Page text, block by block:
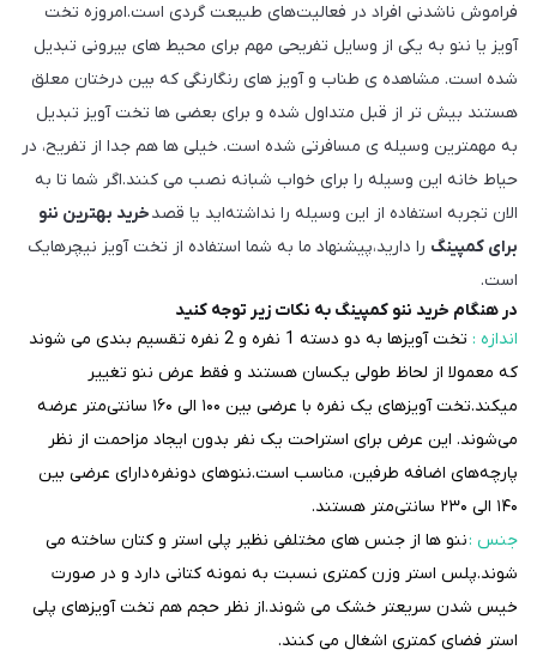
فراموش ناشدنی افراد در فعالیت‌های طبیعت گردی است.امروزه تخت
آویز یا ننو به یکی از وسایل تفریحی مهم برای محیط های بیرونی تبدیل
شده است. مشاهده ی طناب و آویز های رنگارنگی که بین درختان معلق
هستند بیش تر از قبل متداول شده و برای بعضی ها تخت آویز تبدیل
به مهمترین وسیله ی مسافرتی شده است. خیلی ها هم جدا از تفریح، در
حیاط خانه این وسیله را برای خواب شبانه نصب می کنند.اگر شما تا به
الان تجربه استفاده از این وسیله را نداشته‌اید یا قصدخرید بهترین ننو
برای کمپینگ را دارید،پیشنهاد ما به شما استفاده از تخت آویز نیچرهایک
است.
در هنگام خرید ننو کمپینگ به نکات زیر توجه کنید
اندازه :
تخت آویزها به دو دسته 1 نفره و 2 نفره تقسیم بندی می شوند
که معمولا از لحاظ طولی یکسان هستند و فقط عرض ننو تغییر
میکند.تخت آویزهای یک نفره با عرضی بین ۱۰۰ الی ۱۶۰ سانتی‌متر عرضه
می‌شوند. این عرض برای استراحت یک نفر بدون ایجاد مزاحمت از نظر
پارچه‌های اضافه طرفین، مناسب است.ننوهای دونفرهدارای عرضی بین
۱۴۰ الی ۲۳۰ سانتی‌متر هستند.
جنس :ننو ها از جنس های مختلفی نظیر پلی استر و کتان ساخته می
شوند.پلس استر وزن کمتری نسبت به نمونه کتانی دارد و در صورت
خیس شدن سریعتر خشک می شوند.از نظر حجم هم تخت آویزهای پلی
استر فضای کمتری اشغال می کنند.